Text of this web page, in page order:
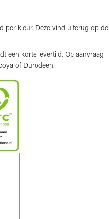
per kleur. Deze vind u terug op de
een korte levertijd. Op aanvraag
of Durodeen.